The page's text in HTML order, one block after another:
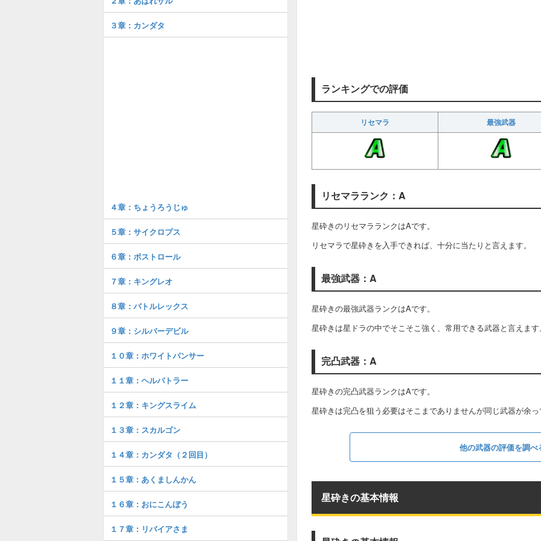
ランキングでの評価
リセマラ 最強武器
リセマラランク：A
星砕きのリセマラランクはAです。
リセマラで星砕きを入手できれば、十分に当たりと言えます。
最強武器：A
星砕きの最強武器ランクはAです。
星砕きは星ドラの中でそこそこ強く、常用できる武器と言えま
完凸武器：A
星砕きの完凸武器ランクはAです。
星砕きは完凸を狙う必要はそこまでありませんが同じ武器が余
他の武器の評価を調べ
星砕きの基本情報
３章：カンダタ
４章：ちょうろうじゅ
５章：サイクロプス
６章：ボストロール
７章：キングレオ
８章：バトルレックス
９章：シルバーデビル
１０章：ホワイトパンサー
１１章：ヘルバトラー
１２章：キングスライム
１３章：スカルゴン
１４章：カンダタ（２回目）
１５章：あくましんかん
１６章：おにこんぼう
１７章：リバイアさま